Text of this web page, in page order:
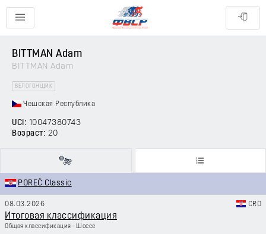
BITTMAN Adam
BITTMAN Adam
ВЕЛОГОНЩИК
Чешская Республика
UCI: 10047380743
Возраст: 20
POREČ Classic
08.03.2026 CRO
Итоговая классификация
Общая классификация - Шоссе